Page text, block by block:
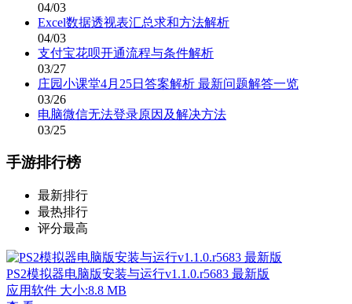
04/03
Excel数据透视表汇总求和方法解析
04/03
支付宝花呗开通流程与条件解析
03/27
庄园小课堂4月25日答案解析 最新问题解答一览
03/26
电脑微信无法登录原因及解决方法
03/25
手游排行榜
最新排行
最热排行
评分最高
PS2模拟器电脑版安装与运行v1.1.0.r5683 最新版
应用软件 大小:8.8 MB